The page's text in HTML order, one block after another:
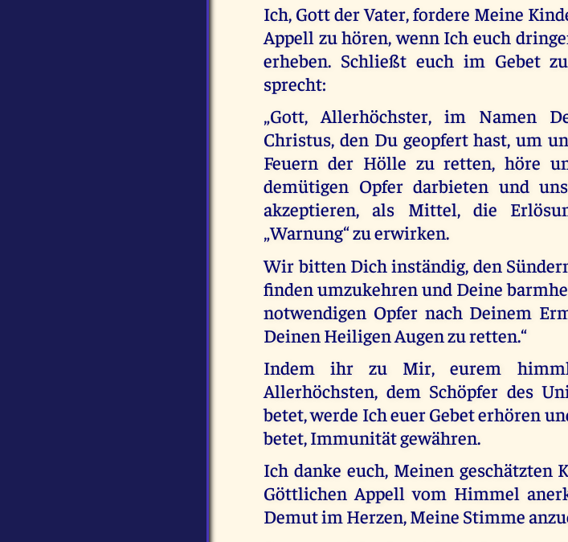
Ich, Gott der Vater, fordere Meine
Appell zu hören, wenn Ich euch
erheben. Schließt euch im Gebet
sprecht:
„Gott, Allerhöchster, im Namen
Christus, den Du geopfert hast, um
Feuern der Hölle zu retten, höre
demütigen Opfer darbieten und
akzeptieren, als Mittel, die
„Warnung“ zu erwirken.
Wir bitten Dich inständig, den
finden umzukehren und Deine
notwendigen Opfer nach Deinem
Deinen Heiligen Augen zu retten.“
Indem ihr zu Mir, eurem
Allerhöchsten, dem Schöpfer des
betet, werde Ich euer Gebet erhören
betet, Immunität gewähren.
Ich danke euch, Meinen geschätzten
Göttlichen Appell vom Himmel
Demut im Herzen, Meine Stimme